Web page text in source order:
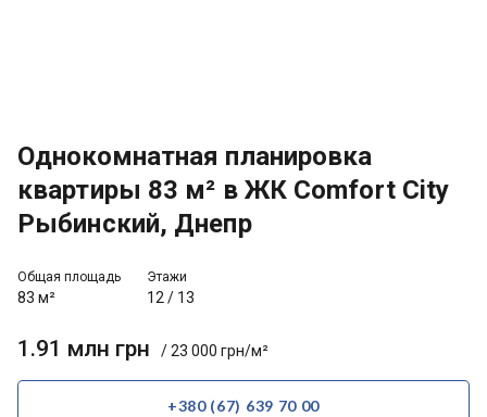
Однокомнатная планировка
квартиры 83 м² в ЖК Comfort City
Рыбинский, Днепр
Общая площадь
83 м²
Этажи
12 / 13
1.91 млн грн / 23 000 грн/м²
+380 (67) 639 70 00